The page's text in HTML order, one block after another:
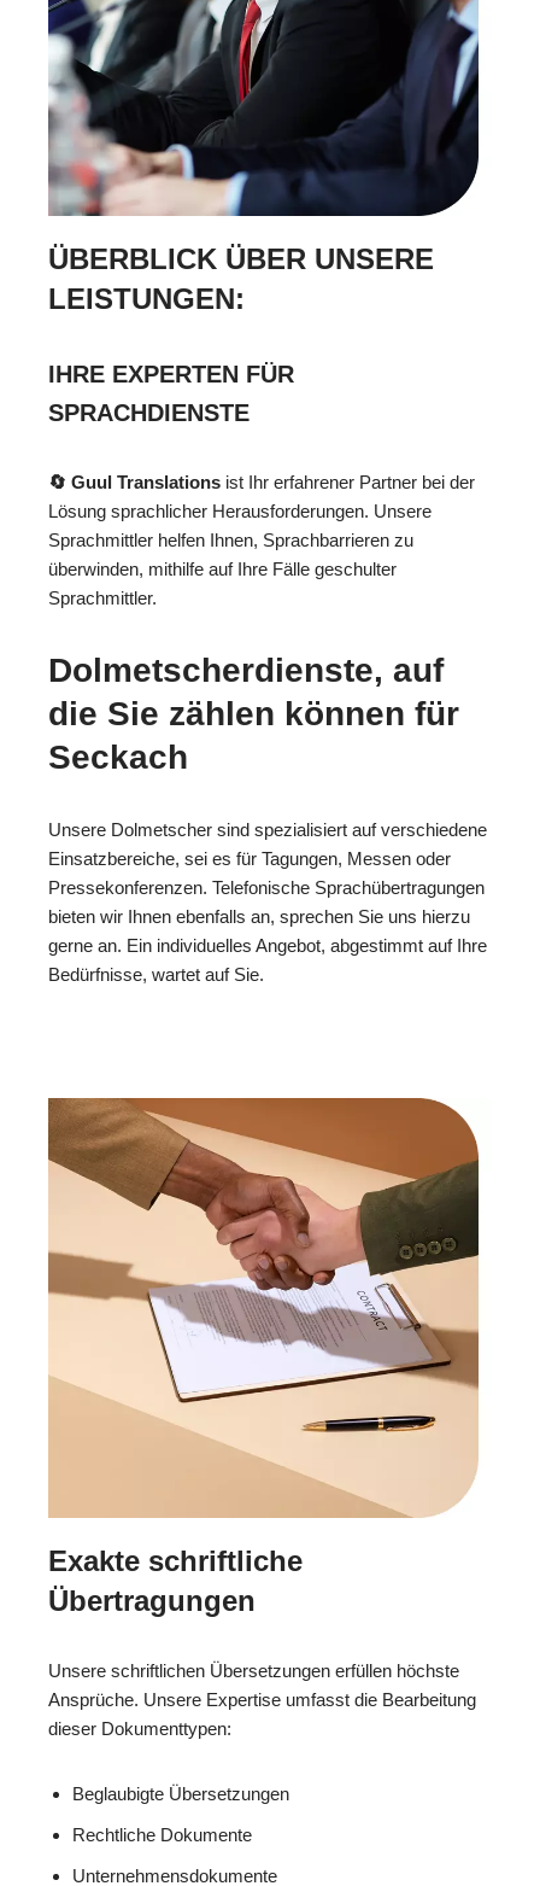
ÜBERBLICK ÜBER UNSERE
LEISTUNGEN:
IHRE EXPERTEN FÜR
SPRACHDIENSTE
🔄 Guul Translations ist Ihr erfahrener Partner bei der
Lösung sprachlicher Herausforderungen. Unsere
Sprachmittler helfen Ihnen, Sprachbarrieren zu
überwinden, mithilfe auf Ihre Fälle geschulter
Sprachmittler.
Dolmetscherdienste, auf
die Sie zählen können für
Seckach
Unsere Dolmetscher sind spezialisiert auf verschiedene
Einsatzbereiche, sei es für Tagungen, Messen oder
Pressekonferenzen. Telefonische Sprachübertragungen
bieten wir Ihnen ebenfalls an, sprechen Sie uns hierzu
gerne an. Ein individuelles Angebot, abgestimmt auf Ihre
Bedürfnisse, wartet auf Sie.
Exakte schriftliche
Übertragungen
Unsere schriftlichen Übersetzungen erfüllen höchste
Ansprüche. Unsere Expertise umfasst die Bearbeitung
dieser Dokumenttypen:
Beglaubigte Übersetzungen
Rechtliche Dokumente
Unternehmensdokumente